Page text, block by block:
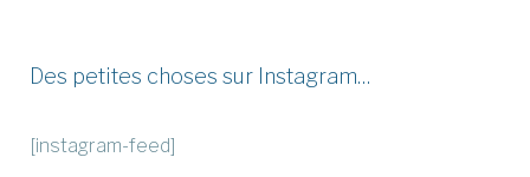
Des petites choses sur Instagram…
[instagram-feed]